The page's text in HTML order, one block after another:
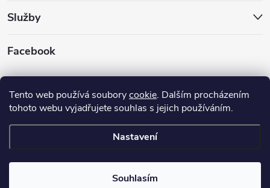
Tento web používá souborycookie. Dalším procházením
tohoto webu vyjadřujete souhlas s jejich používáním.
Nastavení
Souhlasím
Služby
Facebook
Copyright 2026INVEST - STAR, s.r.o.. Všechna práva vyhrazena.